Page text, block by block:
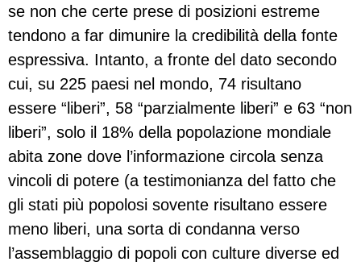
se non che certe prese di posizioni estreme
tendono a far dimunire la credibilità della fonte
espressiva. Intanto, a fronte del dato secondo
cui, su 225 paesi nel mondo, 74 risultano
essere “liberi”, 58 “parzialmente liberi” e 63 “non
liberi”, solo il 18% della popolazione mondiale
abita zone dove l’informazione circola senza
vincoli di potere (a testimonianza del fatto che
gli stati più popolosi sovente risultano essere
meno liberi, una sorta di condanna verso
l’assemblaggio di popoli con culture diverse ed